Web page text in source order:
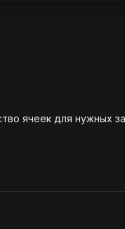
ячеек для нужных